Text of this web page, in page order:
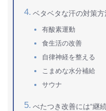
ベタベタな汗の対策方
有酸素運動
食生活の改善
自律神経を整える
こまめな水分補給
サウナ
べたつき改善には“継